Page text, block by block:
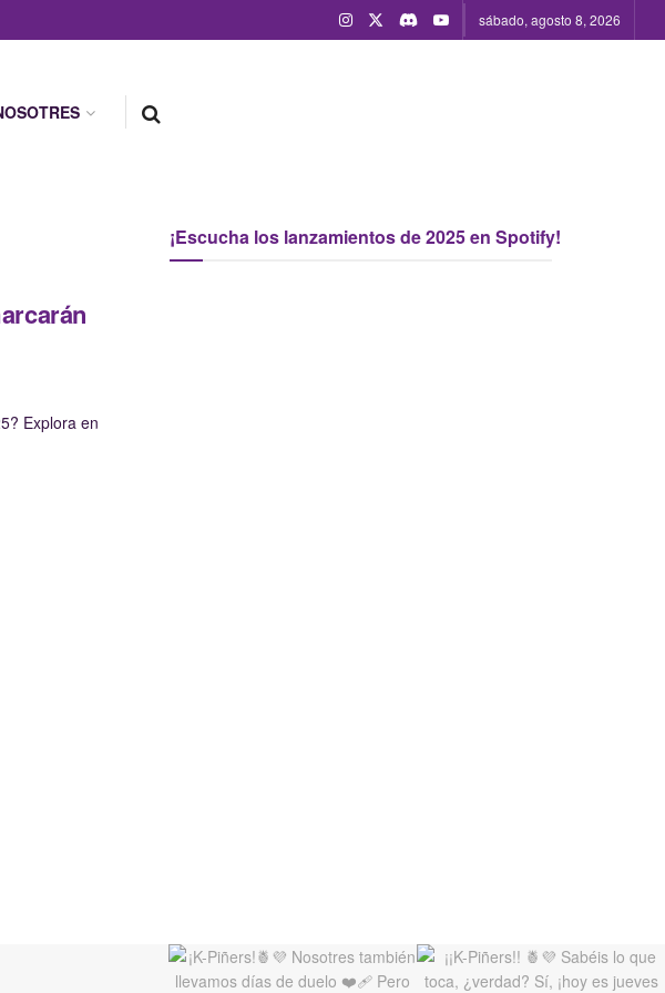
sábado, agosto 8, 2026
Explora en
¡Escucha los lanzamientos de 2025 en Spotify!